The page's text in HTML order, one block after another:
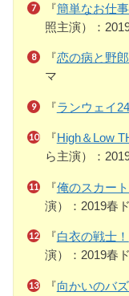
『簡単なお仕
照主演）：
『恋の病と野
マ
『ランウェイ24
『High＆Low
ら主演）：
『俺のスカー
演）：2019春
『白衣の戦士！
演）：2019春
『向かいのバ